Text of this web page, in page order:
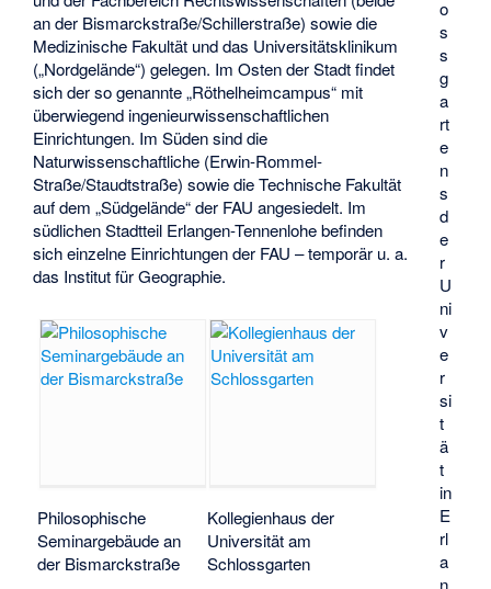
o
s
s
g
a
rt
e
n
s
d
e
r
U
ni
v
e
r
si
t
ä
t
in
E
rl
a
n
an der Bismarckstraße/Schillerstraße) sowie die
Medizinische Fakultät und das Universitätsklinikum
(„Nordgelände“) gelegen. Im Osten der Stadt findet
sich der so genannte „Röthelheimcampus“ mit
überwiegend ingenieurwissenschaftlichen
Einrichtungen. Im Süden sind die
Naturwissenschaftliche (Erwin-Rommel-
Straße/Staudtstraße) sowie die Technische Fakultät
auf dem „Südgelände“ der FAU angesiedelt. Im
südlichen Stadtteil Erlangen-Tennenlohe befinden
sich einzelne Einrichtungen der FAU – temporär u. a.
das Institut für Geographie.
Philosophische
Seminargebäude an
der Bismarckstraße
Kollegienhaus der
Universität am
Schlossgarten